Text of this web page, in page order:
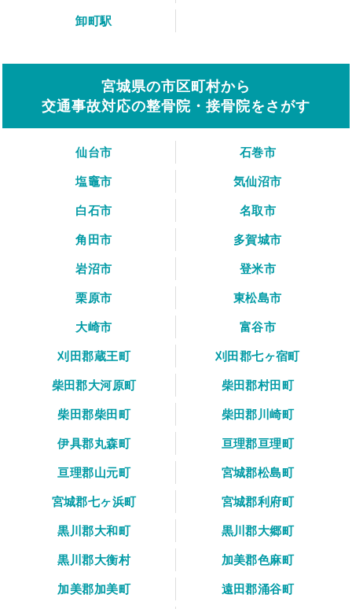
卸町駅
宮城県の市区町村から
交通事故対応の整骨院・接骨院をさがす
仙台市
石巻市
塩竈市
気仙沼市
白石市
名取市
角田市
多賀城市
岩沼市
登米市
栗原市
東松島市
大崎市
富谷市
刈田郡蔵王町
刈田郡七ヶ宿町
柴田郡大河原町
柴田郡村田町
柴田郡柴田町
柴田郡川崎町
伊具郡丸森町
亘理郡亘理町
亘理郡山元町
宮城郡松島町
宮城郡七ヶ浜町
宮城郡利府町
黒川郡大和町
黒川郡大郷町
黒川郡大衡村
加美郡色麻町
加美郡加美町
遠田郡涌谷町